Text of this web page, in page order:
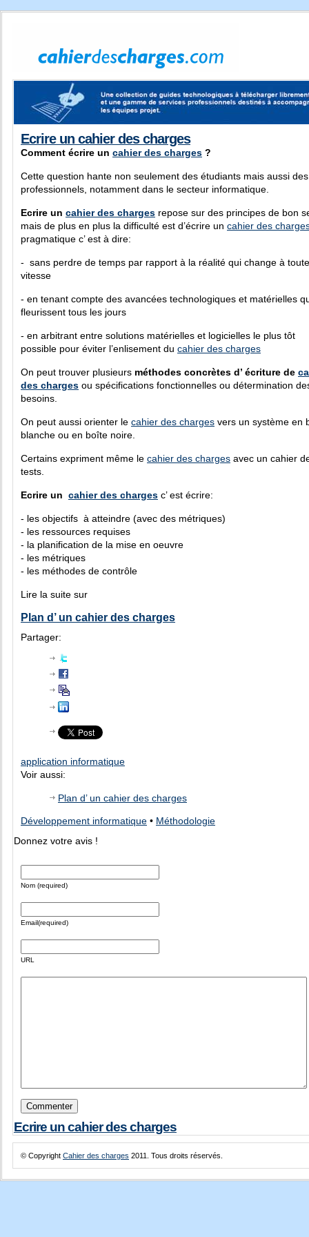
Ecrire un cahier des charges
Comment écrire un cahier des charges ?
Cette question hante non seulement des étudiants mais aussi des
professionnels, notamment dans le secteur informatique.
Ecrire un cahier des charges repose sur des principes de bon
mais de plus en plus la difficulté est d’écrire un cahier des
pragmatique c’ est à dire:
- sans perdre de temps par rapport à la réalité qui change à toute
vitesse
- en tenant compte des avancées technologiques et matérielles
fleurissent tous les jours
- en arbitrant entre solutions matérielles et logicielles le plus tôt
possible pour éviter l’enlisement du cahier des charges
On peut trouver plusieurs méthodes concrètes d’ écriture de
des charges ou spécifications fonctionnelles ou détermination
besoins.
On peut aussi orienter le cahier des charges vers un système en
blanche ou en boîte noire.
Certains expriment même le cahier des charges avec un cahier
tests.
Ecrire un cahier des charges c’ est écrire:
- les objectifs à atteindre (avec des métriques)
- les ressources requises
- la planification de la mise en oeuvre
- les métriques
- les méthodes de contrôle
Lire la suite sur
Plan d’ un cahier des charges
Partager:
application informatique
Voir aussi:
Plan d’ un cahier des charges
Développement informatique • Méthodologie
Donnez votre avis !
Nom (required)
Email(required)
URL
Ecrire un cahier des charges
© Copyright Cahier des charges 2011. Tous droits réservés.